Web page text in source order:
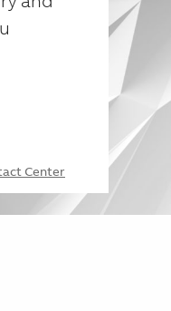
Center